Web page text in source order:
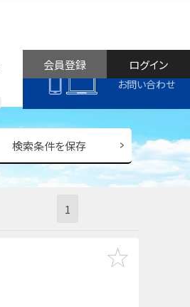
お問い合わせ
ログイン
会員登録
検索条件を保存
1